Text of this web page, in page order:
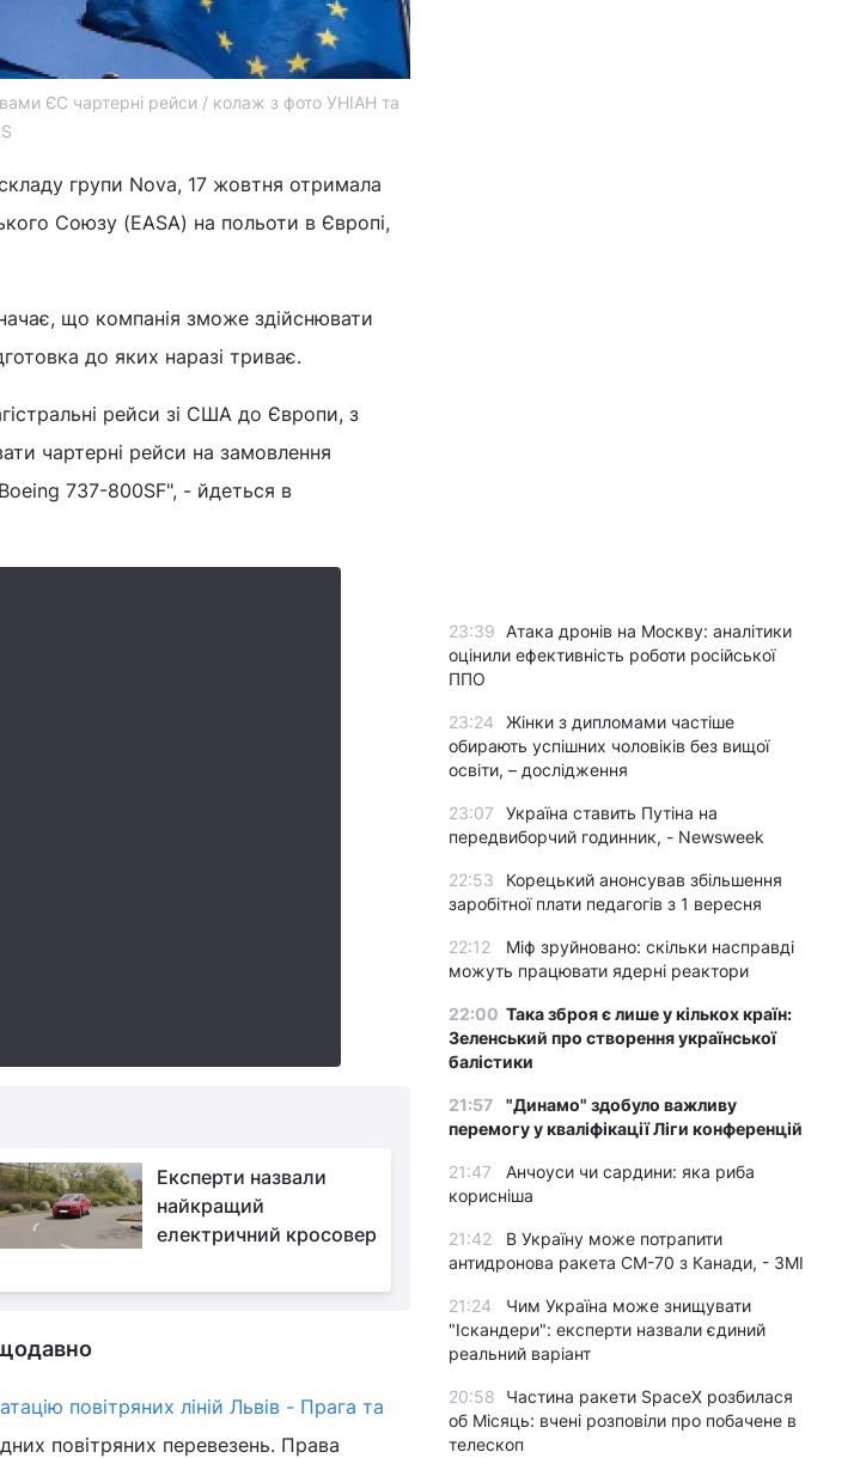
ЄС чартерні рейси / колаж з фото УНІАН та
групи Nova, 17 жовтня отримала
Союзу (EASA) на польоти в Європі,
що компанія зможе здійснювати
до яких наразі триває.
рейси зі США до Європи, з
чартерні рейси на замовлення
737-800SF", - йдеться в
Експерти назвали
найкращий
електричний кросовер
повітряних ліній Львів - Прага та
повітряних перевезень. Права
23:39
Атака дронів на Москву: аналітики
оцінили ефективність роботи російської
ППО
23:24
Жінки з дипломами частіше
обирають успішних чоловіків без вищої
освіти, – дослідження
23:07
Україна ставить Путіна на
передвиборчий годинник, - Newsweek
22:53
Корецький анонсував збільшення
заробітної плати педагогів з 1 вересня
22:12
Міф зруйновано: скільки насправді
можуть працювати ядерні реактори
22:00 Така зброя є лише у кількох країн:
Зеленський про створення української
балістики
21:57
"Динамо" здобуло важливу
перемогу у кваліфікації Ліги конференцій
21:47
Анчоуси чи сардини: яка риба
корисніша
21:42
В Україну може потрапити
антидронова ракета CM-70 з Канади, - ЗМІ
21:24
Чим Україна може знищувати
"Іскандери": експерти назвали єдиний
реальний варіант
20:58
Частина ракети SpaceX розбилася
об Місяць: вчені розповіли про побачене в
телескоп